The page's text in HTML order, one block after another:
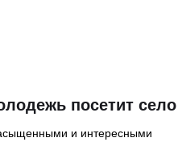
посетит
и интересными